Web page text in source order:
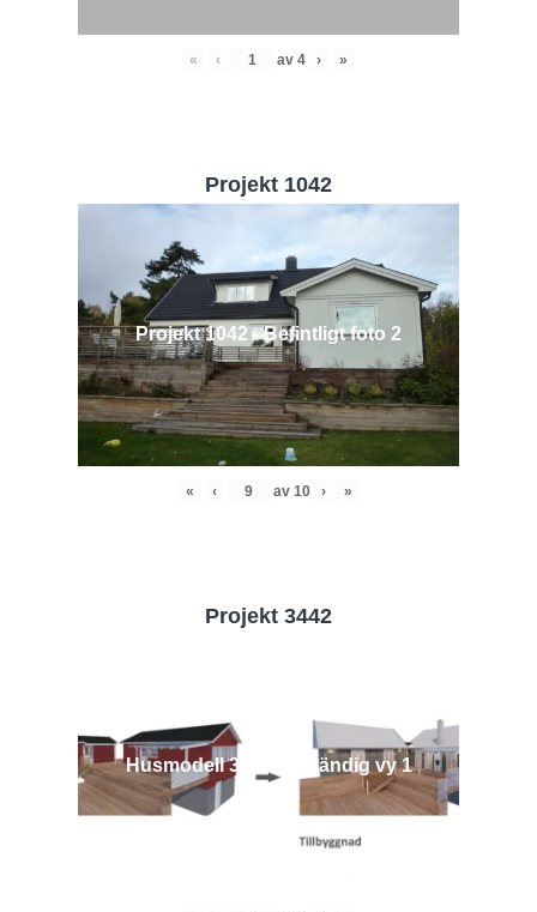
« ‹ av 4 › »
Projekt 1042
Projekt 1042 - Befintligt foto 2
« ‹ av 10 › »
Projekt 3442
Husmodell 3442 - Utvändig vy 1